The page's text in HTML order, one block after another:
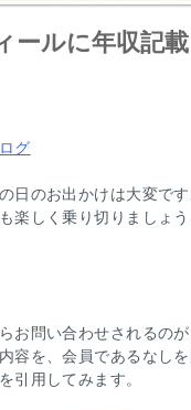
ールに年収記
グ
日のお出かけは大変で
楽しく乗り切りましょ
お問い合わせされるのが
容を、会員であるなし
引用してみます。